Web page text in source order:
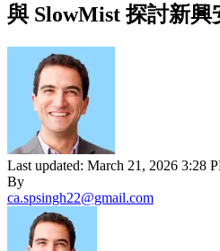
與 SlowMist 探討新興
Last updated: March 21, 2026 3:28
By
ca.spsingh22@gmail.com